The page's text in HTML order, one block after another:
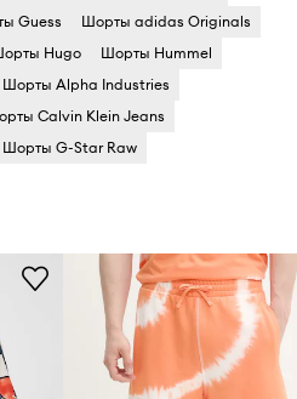
Guess
Шорты adidas Originals
Hugo
Шорты Hummel
Шорты Alpha Industries
Calvin Klein Jeans
Шорты G-Star Raw